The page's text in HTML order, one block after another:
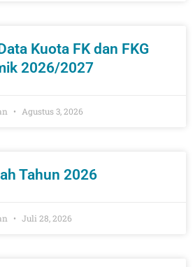
Kuota FK dan FKG
2026/2027
Agustus 3, 2026
Tahun 2026
Juli 28, 2026